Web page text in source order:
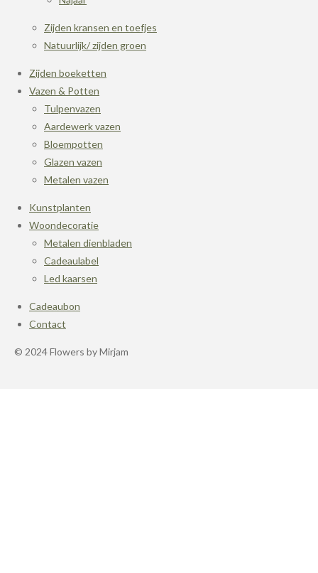
Zijden kransen en toefjes
Natuurlijk/ zijden groen
Zijden boeketten
Vazen & Potten
Tulpenvazen
Aardewerk vazen
Bloempotten
Glazen vazen
Metalen vazen
Kunstplanten
Woondecoratie
Metalen dienbladen
Cadeaulabel
Led kaarsen
Cadeaubon
Contact
© 2024 Flowers by Mirjam